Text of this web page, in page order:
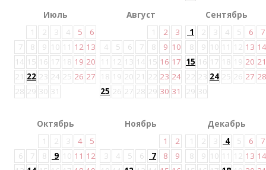
Июль
1
2 3 4 5
6
7
8 9 10 11 12 13
14 15 16 17 18 19 20
21 22 23 24 25 26 27
28 29 30 31
Август
1
2
3
4
5 6 7 8 9 10
11 12 13 14 15 16 17
18 19 20 21 22 23 24
25 26 27 28 29 30 31
Сентябрь
1
2 3 4 5 6
7
8
9 10 11 12 13 14
15 16 17 18 19 20 21
22 23 24 25 26 27 28
29 30
Октябрь
1
2 3 4
5
6
7 8 9 10 11 12
Ноябрь
1
2
3
4 5 6 7 8
9
Декабрь
1
2 3 4 5 6
7
8
9 10 11 12 13 14